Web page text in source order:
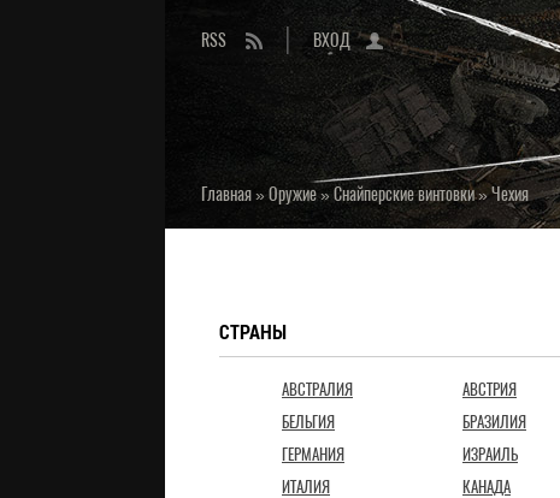
RSS ВХОД
Главная» Оружие»Снайперские винтовки»Чехия
СТРАНЫ
АВСТРАЛИЯ АВСТРИЯ
БЕЛЬГИЯ
БРАЗИЛИЯ
ГЕРМАНИЯ
ИЗРАИЛЬ
ИТАЛИЯ
КАНАДА